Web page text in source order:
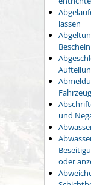
lassen
und
oder